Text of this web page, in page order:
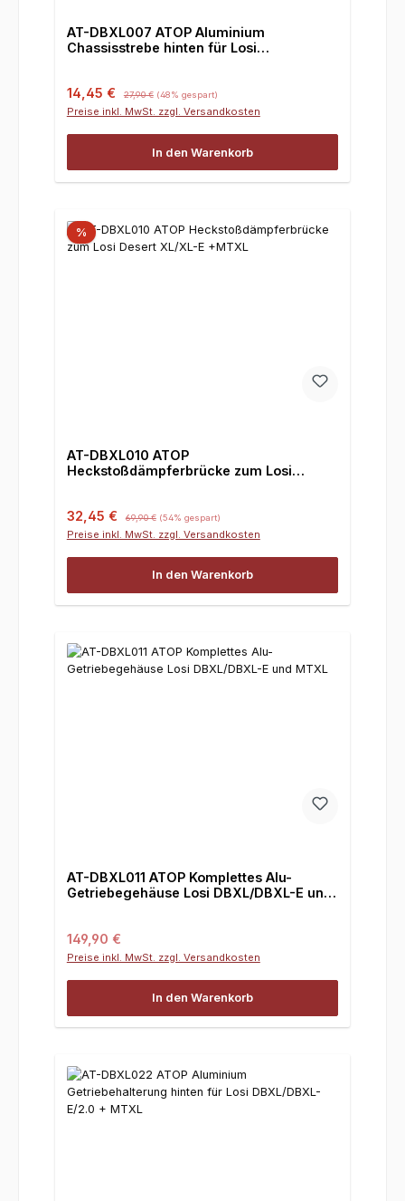
AT-DBXL007 ATOP Aluminium
Chassisstrebe hinten für Losi
Verkaufspreis:
14,45 € 27,90 € (48% gespart)
Preise inkl. MwSt. zzgl. Versandkosten
In den Warenkorb
%
AT-DBXL010 ATOP
Heckstoßdämpferbrücke zum Losi
Verkaufspreis:
32,45 € 69,90 € (54% gespart)
Preise inkl. MwSt. zzgl. Versandkosten
In den Warenkorb
AT-DBXL011 ATOP Komplettes Alu-
Getriebegehäuse Losi DBXL/DBXL-E und
Regulärer Preis:
149,90 €
Preise inkl. MwSt. zzgl. Versandkosten
In den Warenkorb